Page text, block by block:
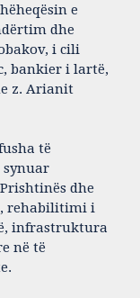
e
dhe
i cili
bankier i lartë,
z. Arianit
të
synuar
dhe
rehabilitimi i
infrastruktura
në të